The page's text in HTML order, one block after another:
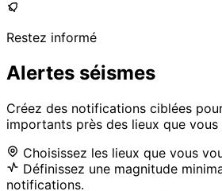
Restez informé
Alertes séismes
Créez des notifications ciblées
importants près des lieux que vous
Choisissez les lieux que vous
Définissez une magnitude
notifications.